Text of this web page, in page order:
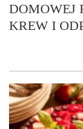
DOMOWEJ
KREW I